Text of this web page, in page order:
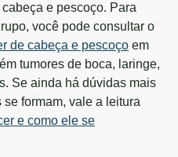
e pescoço. Para
você pode consultar o
de cabeça e pescoço em
tumores de boca, laringe,
Se ainda há dúvidas mais
formam, vale a leitura
e como ele se